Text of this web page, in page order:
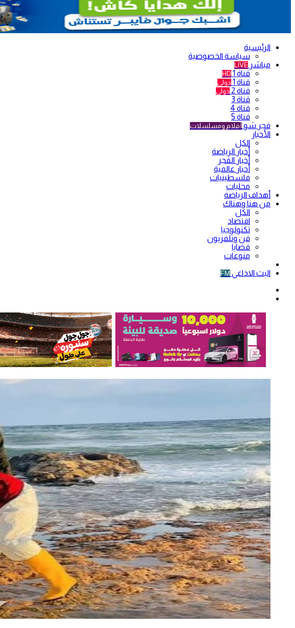
الرئيسية
سياسة الخصوصية
مباشر LIVE
قناة 1 HD
قناة 1 دولي
قناة 2 دولي
قناة 3
قناة 4
قناة 5
فجر شو أفلام ومسلسلات
الأخبار
الكل
أخبار الرياضة
أخبار الفجر
أخبار عالمية
فلسطينيات
محليات
أهداف الرياضة
من هنا وهناك
الكل
اقتصاد
تكنولوجيا
فن وتلفزيون
قضايا
منوعات
البث الاذاعي FM